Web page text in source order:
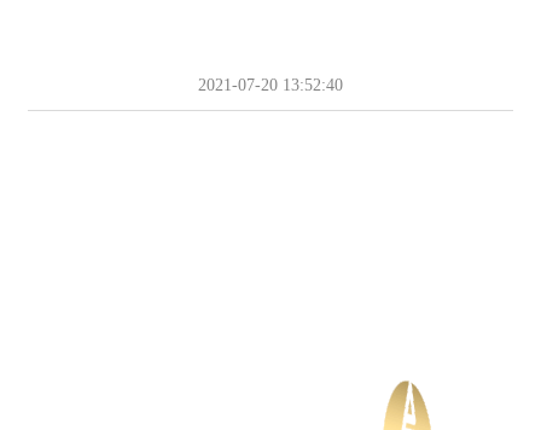
2021-07-20 13:52:40